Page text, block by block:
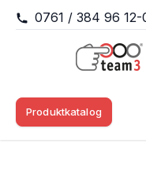
Zum Hauptinhalt
0761 / 384 96 12-
Produktkatalog